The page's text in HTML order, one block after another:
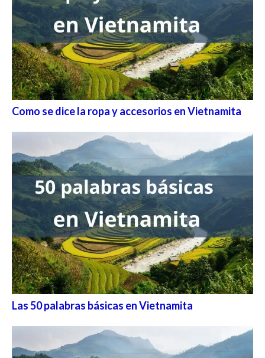
Como se dice la ropa y accesorios en Vietnamita
Las 50 palabras básicas en Vietnamita